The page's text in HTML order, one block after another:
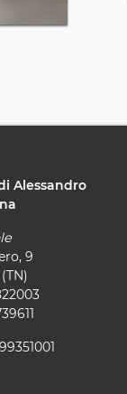
Alessandro
9